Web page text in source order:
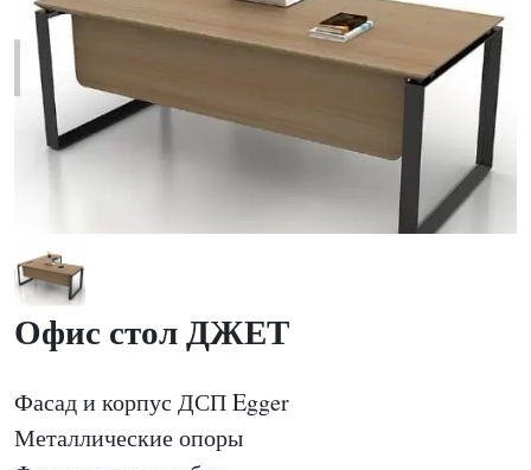
Офис стол ДЖЕТ
Фасад и корпус ДСП Egger
Металлические опоры